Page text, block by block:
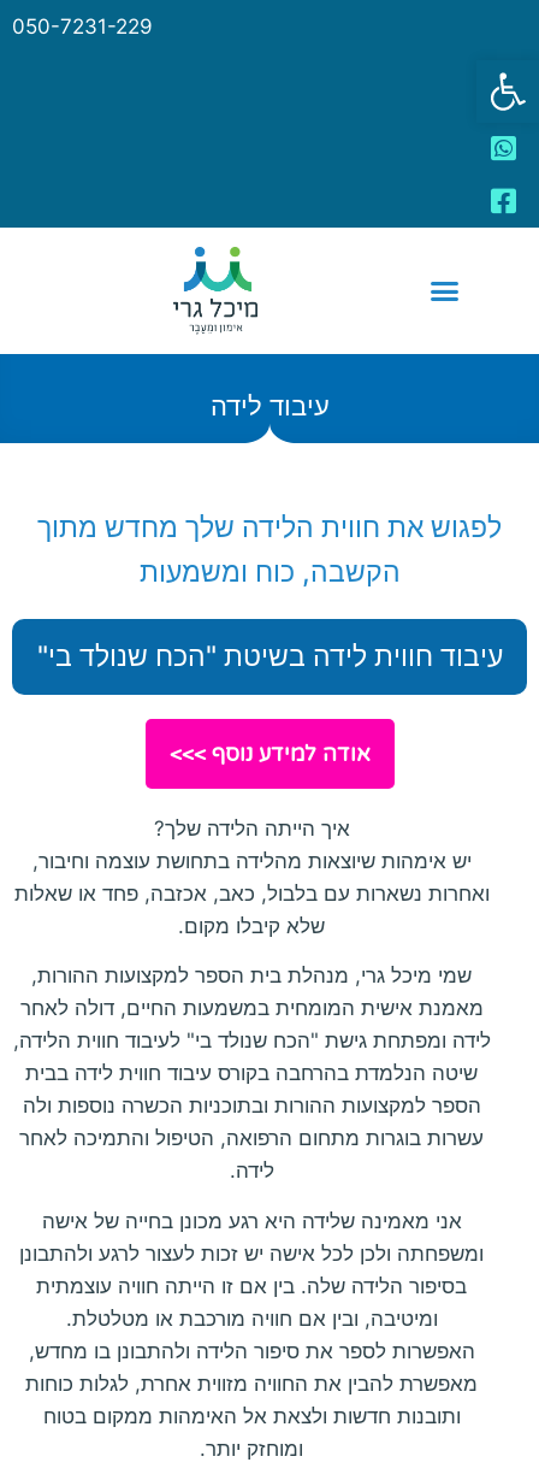
פתח סרגל נגישות
050-7231-229
עיבוד לידה
לפגוש את חווית הלידה שלך מחדש מתוך
הקשבה, כוח ומשמעות
עיבוד חווית לידה בשיטת "הכח שנולד בי"
אודה למידע נוסף >>>
איך הייתה הלידה שלך?
יש אימהות שיוצאות מהלידה בתחושת עוצמה וחיבור,
ואחרות נשארות עם בלבול, כאב, אכזבה, פחד או שאלות
שלא קיבלו מקום.
שמי מיכל גרי, מנהלת בית הספר למקצועות ההורות,
מאמנת אישית המומחית במשמעות החיים, דולה לאחר
לידה ומפתחת גישת "הכח שנולד בי" לעיבוד חווית הלידה,
שיטה הנלמדת בהרחבה בקורס עיבוד חווית לידה בבית
הספר למקצועות ההורות ובתוכניות הכשרה נוספות ולה
עשרות בוגרות מתחום הרפואה, הטיפול והתמיכה לאחר
לידה.
אני מאמינה שלידה היא רגע מכונן בחייה של אישה
ומשפחתה ולכן לכל אישה יש זכות לעצור לרגע ולהתבונן
בסיפור הלידה שלה. בין אם זו הייתה חוויה עוצמתית
ומיטיבה, ובין אם חוויה מורכבת או מטלטלת.
האפשרות לספר את סיפור הלידה ולהתבונן בו מחדש,
מאפשרת להבין את החוויה מזווית אחרת, לגלות כוחות
ותובנות חדשות ולצאת אל האימהות ממקום בטוח
ומוחזק יותר.